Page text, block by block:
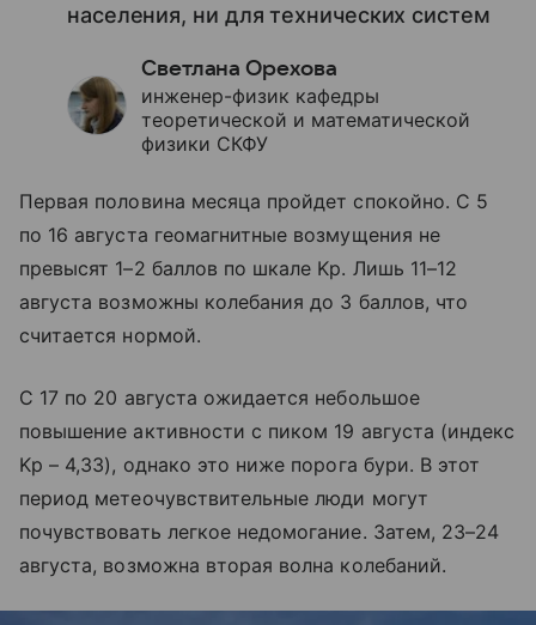
населения, ни для технических систем
Светлана Орехова
инженер-физик кафедры
теоретической и математической
физики СКФУ
Первая половина месяца пройдет спокойно. С 5
по 16 августа геомагнитные возмущения не
превысят 1–2 баллов по шкале Kp. Лишь 11–12
августа возможны колебания до 3 баллов, что
считается нормой.
С 17 по 20 августа ожидается небольшое
повышение активности с пиком 19 августа (индекс
Kp – 4,33), однако это ниже порога бури. В этот
период метеочувствительные люди могут
почувствовать легкое недомогание. Затем, 23–24
августа, возможна вторая волна колебаний.